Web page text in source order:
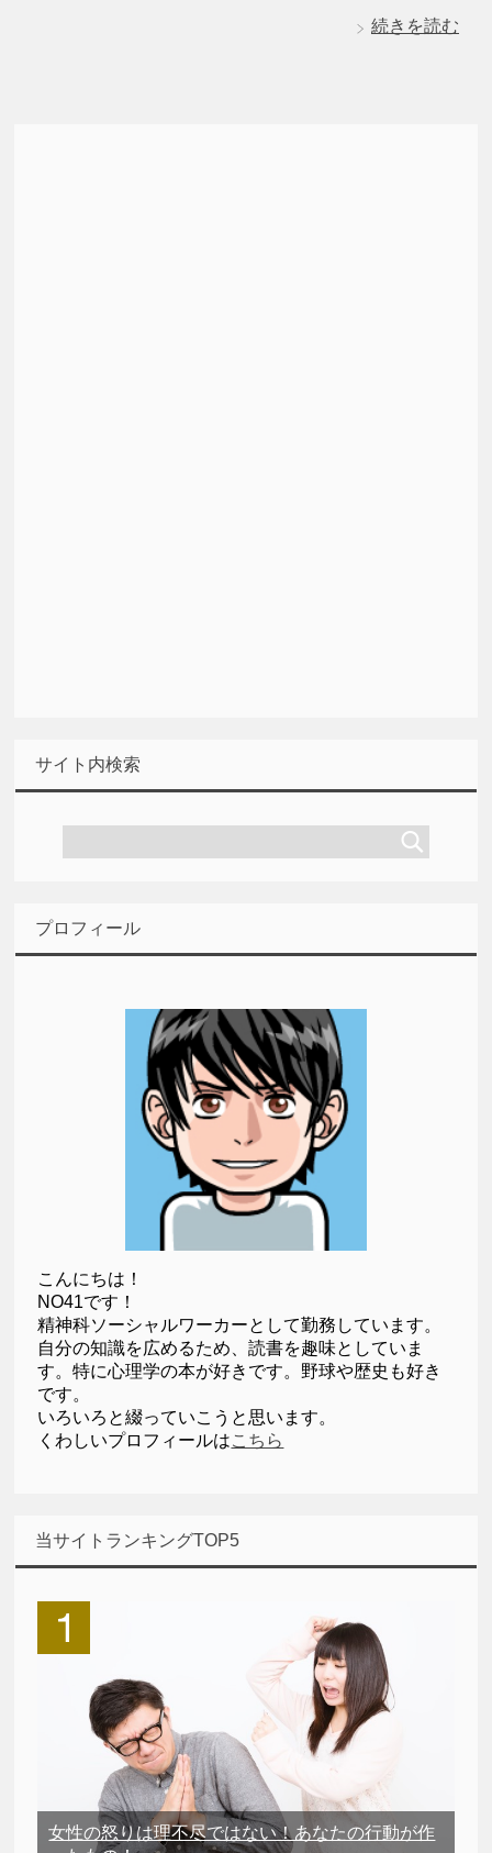
続きを読む
サイト内検索
プロフィール
こんにちは！
NO41です！
精神科ソーシャルワーカーとして勤務しています。
自分の知識を広めるため、読書を趣味としていま
す。特に心理学の本が好きです。野球や歴史も好き
です。
いろいろと綴っていこうと思います。
くわしいプロフィールはこちら
当サイトランキングTOP5
女性の怒りは理不尽ではない！あなたの行動が作